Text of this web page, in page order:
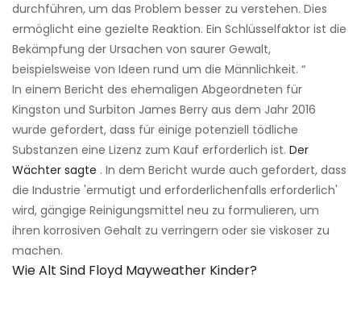
durchführen, um das Problem besser zu verstehen. Dies
ermöglicht eine gezielte Reaktion. Ein Schlüsselfaktor ist die
Bekämpfung der Ursachen von saurer Gewalt,
beispielsweise von Ideen rund um die Männlichkeit. “
In einem Bericht des ehemaligen Abgeordneten für
Kingston und Surbiton James Berry aus dem Jahr 2016
wurde gefordert, dass für einige potenziell tödliche
Substanzen eine Lizenz zum Kauf erforderlich ist. Der
Wächter sagte . In dem Bericht wurde auch gefordert, dass
die Industrie 'ermutigt und erforderlichenfalls erforderlich'
wird, gängige Reinigungsmittel neu zu formulieren, um
ihren korrosiven Gehalt zu verringern oder sie viskoser zu
machen.
Wie Alt Sind Floyd Mayweather Kinder?